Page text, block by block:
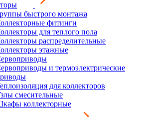
быстрого монтажа
фитинги
для теплого пола
распределительные
этажные
и термоэлектрические
для коллекторов
смесительные
коллекторные